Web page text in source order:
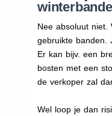
Nee absoluut niet.
gebruikte banden.
Er kan bijv. een
bosten met een
de verkoper zal
Wel loop je dan